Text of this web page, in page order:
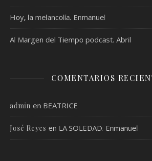
Hoy, la melancolía. Enmanuel
Al Margen del Tiempo podcast. Abril
COMENTARIOS
admin en BEATRICE
José Reyes en LA SOLEDAD. Enmanuel